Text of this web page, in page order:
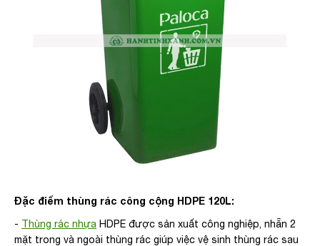
Đặc điểm thùng rác công cộng HDPE 120L:
- Thùng rác nhựa HDPE được sản xuất công nghiệp, nhẵn 2
mặt trong và ngoài thùng rác giúp việc vệ sinh thùng rác sau